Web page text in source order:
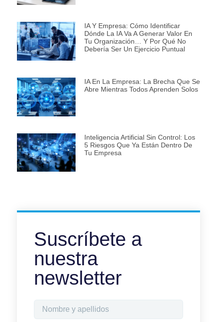
IA Y Empresa: Cómo Identificar
Dónde La IA Va A Generar Valor En
Tu Organización… Y Por Qué No
Debería Ser Un Ejercicio Puntual
IA En La Empresa: La Brecha Que Se
Abre Mientras Todos Aprenden Solos
Inteligencia Artificial Sin Control: Los
5 Riesgos Que Ya Están Dentro De
Tu Empresa
Suscríbete a
nuestra
newsletter